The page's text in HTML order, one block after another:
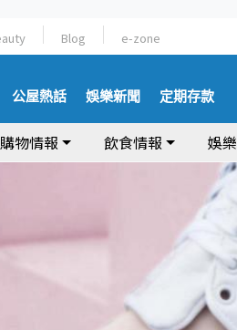
Blog e-zone
公屋熱話 娛樂新聞 定期存款
購物情報 飲食情報 娛樂